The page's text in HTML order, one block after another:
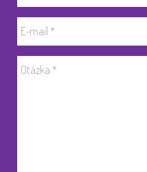
E-mail *
Otázka *